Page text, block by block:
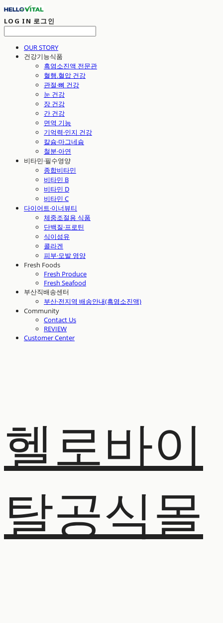
LOG IN 로그인
OUR STORY
건강기능식품
흑염소진액 전문관
혈행.혈압 건강
관절·뼈 건강
눈 건강
장 건강
간 건강
면역 기능
기억력·인지 건강
칼슘·마그네슘
철분·아연
비타민·필수영양
종합비타민
비타민 B
비타민 D
비타민 C
다이어트·이너뷰티
체중조절용 식품
단백질·프로틴
식이섬유
콜라겐
피부·모발 영양
Fresh Foods
Fresh Produce
Fresh Seafood
부산직배송센터
부산·전지역 배송안내(흑염소진액)
Community
Contact Us
REVIEW
Customer Center
헬로바이
탈공식몰